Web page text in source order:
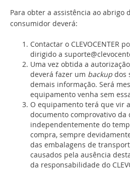
Para obter a assistência ao abrigo
consumidor deverá:
Contactar o CLEVOCENTER
dirigido a
Uma vez obtida a
deverá fazer um backup dos
demais informação. Será
equipamento venha sem
O equipamento terá que vir
documento comprovativo da
independentemente do
compra, sempre
das embalagens de
causados pela ausência
da responsabilidade do